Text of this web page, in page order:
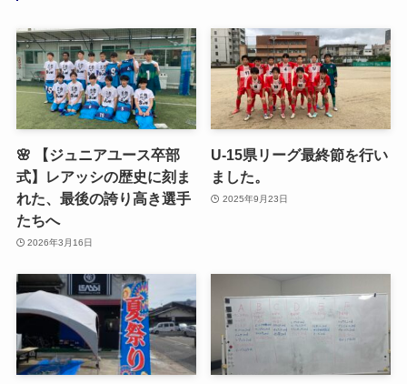
🌸 【ジュニアユース卒部
式】レアッシの歴史に刻ま
れた、最後の誇り高き選手
たちへ
2026年3月16日
U-15県リーグ最終節を行い
ました。
2025年9月23日